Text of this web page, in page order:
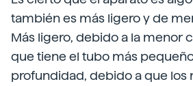
también es más ligero y de
Más ligero, debido a la menor
que tiene el tubo más
profundidad, debido a que los